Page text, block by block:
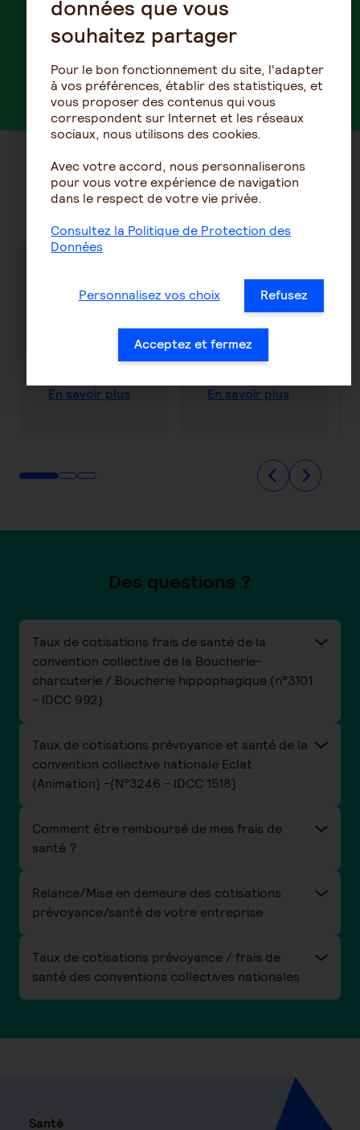
Prévoyance
Découvrez nos offres
Découvrez nos conseils sur la
même thématique
faut savoir
En savoir plus
Garantie
incapacité de
travail : le cas
particulier
des congés
En savoir plus
Des questions ?
Taux de cotisations frais de santé de la
convention collective de la Boucherie-
charcuterie / Boucherie hippophagique (n°3101
- IDCC 992)
Taux de cotisations prévoyance et santé de la
convention collective nationale Eclat
(Animation) -(N°3246 - IDCC 1518)
Comment être remboursé de mes frais de
santé ?
Relance/Mise en demeure des cotisations
prévoyance/santé de votre entreprise
Taux de cotisations prévoyance / frais de
santé des conventions collectives nationales
Santé
données que vous
souhaitez partager
Pour le bon fonctionnement du site, l'adapter
à vos préférences, établir des statistiques, et
vous proposer des contenus qui vous
correspondent sur Internet et les réseaux
sociaux, nous utilisons des cookies.
Avec votre accord, nous personnaliserons
pour vous votre expérience de navigation
dans le respect de votre vie privée.
Consultez la Politique de Protection des
Données
Personnalisez vos choix Refusez
Acceptez et fermez